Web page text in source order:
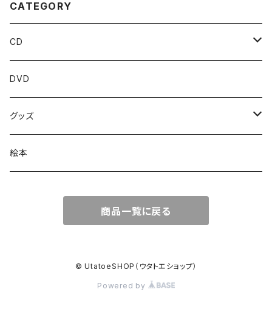
CATEGORY
CD
アルバム
シングル
弾き語り集
DVD
グッズ
ストラップ
絵本
商品一覧に戻る
© UtatoeSHOP（ウタトエショップ）
Powered by